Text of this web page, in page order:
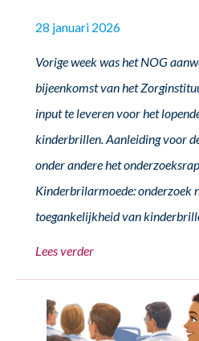
28 januari 2026
Vorige week was het NOG
bijeenkomst van het
input te leveren voor het
kinderbrillen. Aanleiding voor
onder andere het
Kinderbrilarmoede: onderzoek
toegankelijkheid van
Lees verder